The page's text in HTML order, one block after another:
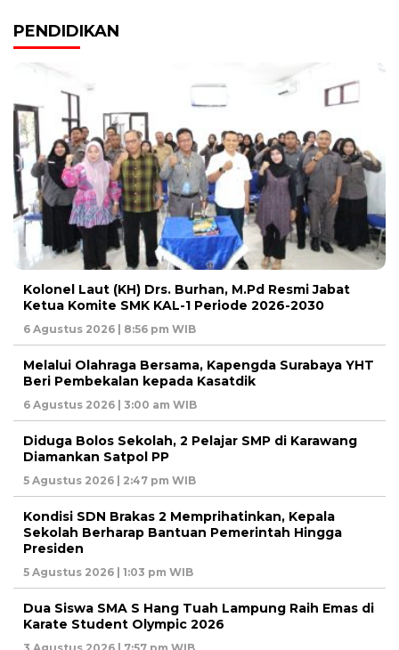
PENDIDIKAN
Kolonel Laut (KH) Drs. Burhan, M.Pd Resmi Jabat
Ketua Komite SMK KAL-1 Periode 2026-2030
6 Agustus 2026 | 8:56 pm WIB
Melalui Olahraga Bersama, Kapengda Surabaya YHT
Beri Pembekalan kepada Kasatdik
6 Agustus 2026 | 3:00 am WIB
Diduga Bolos Sekolah, 2 Pelajar SMP di Karawang
Diamankan Satpol PP
5 Agustus 2026 | 2:47 pm WIB
Kondisi SDN Brakas 2 Memprihatinkan, Kepala
Sekolah Berharap Bantuan Pemerintah Hingga
Presiden
5 Agustus 2026 | 1:03 pm WIB
Dua Siswa SMA S Hang Tuah Lampung Raih Emas di
Karate Student Olympic 2026